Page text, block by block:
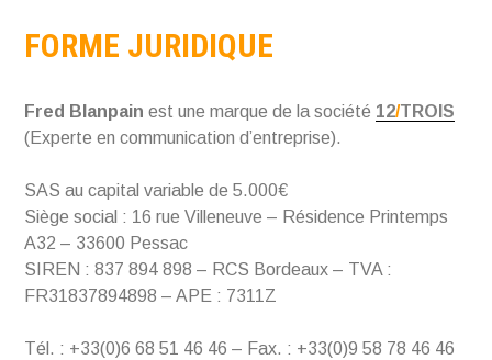
FORME JURIDIQUE
Fred Blanpain est une marque de la société 12/TROIS
(Experte en communication d’entreprise).
SAS au capital variable de 5.000€
Siège social : 16 rue Villeneuve – Résidence Printemps
A32 – 33600 Pessac
SIREN : 837 894 898 – RCS Bordeaux – TVA :
FR31837894898 – APE : 7311Z
Tél. : +33(0)6 68 51 46 46 – Fax. : +33(0)9 58 78 46 46